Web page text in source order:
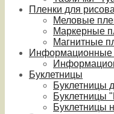
Пленки для
Меловые
Маркерные
Магнитные
Информационные
Буклетницы
Буклетницы
Буклетницы
Буклетницы